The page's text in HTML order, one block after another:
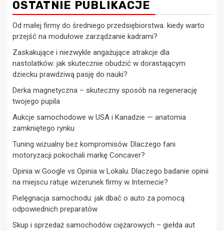
OSTATNIE PUBLIKACJE
Od małej firmy do średniego przedsiębiorstwa. kiedy warto
przejść na modułowe zarządzanie kadrami?
Zaskakujące i niezwykle angażujące atrakcje dla
nastolatków: jak skutecznie obudzić w dorastającym
dziecku prawdziwą pasję do nauki?
Derka magnetyczna – skuteczny sposób na regenerację
twojego pupila
Aukcje samochodowe w USA i Kanadzie — anatomia
zamkniętego rynku
Tuning wizualny bez kompromisów. Dlaczego fani
motoryzacji pokochali markę Concaver?
Opinia w Google vs Opinia w Lokalu. Dlaczego badanie opinii
na miejscu ratuje wizerunek firmy w Internecie?
Pielęgnacja samochodu: jak dbać o auto za pomocą
odpowiednich preparatów
Skup i sprzedaż samochodów ciężarowych – giełda aut